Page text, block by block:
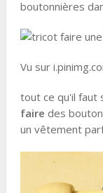
boutonnières
Vu sur
tout ce qu'il faut
faire des
un vêtement